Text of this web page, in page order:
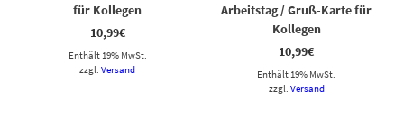
für Kollegen
10,99€
Enthält 19% MwSt.
zzgl.Versand
Arbeitstag / Gruß-Karte für
Kollegen
10,99€
Enthält 19% MwSt.
zzgl. Versand